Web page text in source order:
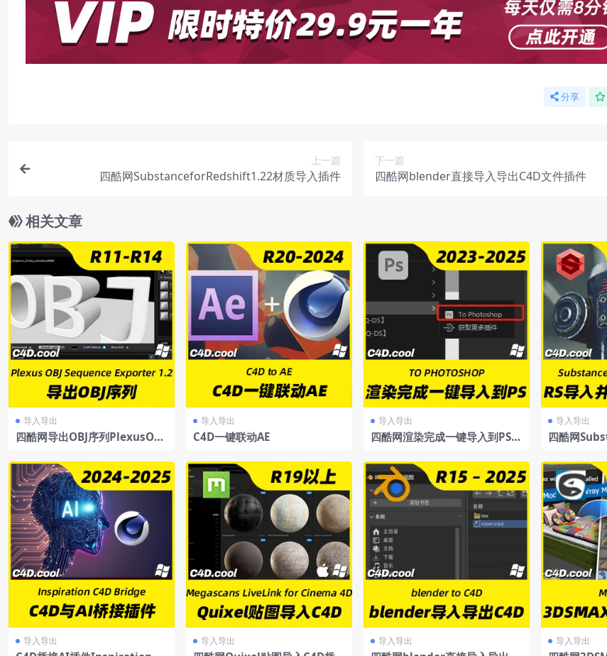
分享
上一篇
四酷网SubstanceforRedshift1.22材质导入插件
下一篇
四酷网blender直接导入导出C4D文件插件
相关文章
导入导出
四酷网导出OBJ序列PlexusOBJ
ema4D
导入导出
C4D一键联动AE
导入导出
四酷网渲染完成一键导入到PS插
导入导出
四酷网
导入导出 导入导出 导入导出 导入导出